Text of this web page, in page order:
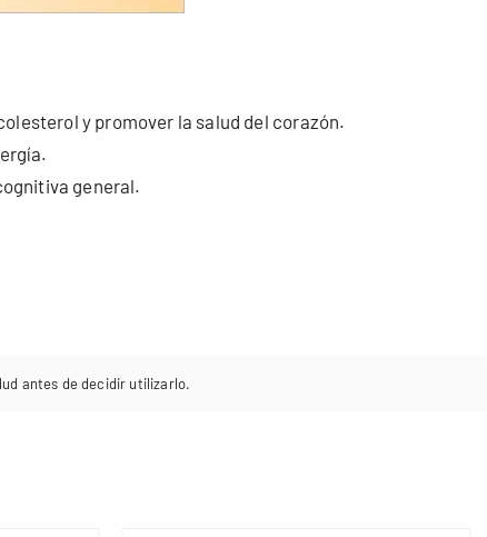
y promover la salud del corazón.
general.
antes de decidir utilizarlo.